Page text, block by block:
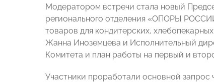
Модератором встречи стала новый
регионального отделения «ОПОРЫ
товаров для кондитерских,
Жанна Иноземцева и Исполнительный
Комитета и план работы на первый и
Участники проработали основной запрос